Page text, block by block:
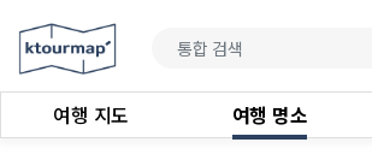
여행 지도 여행 명소